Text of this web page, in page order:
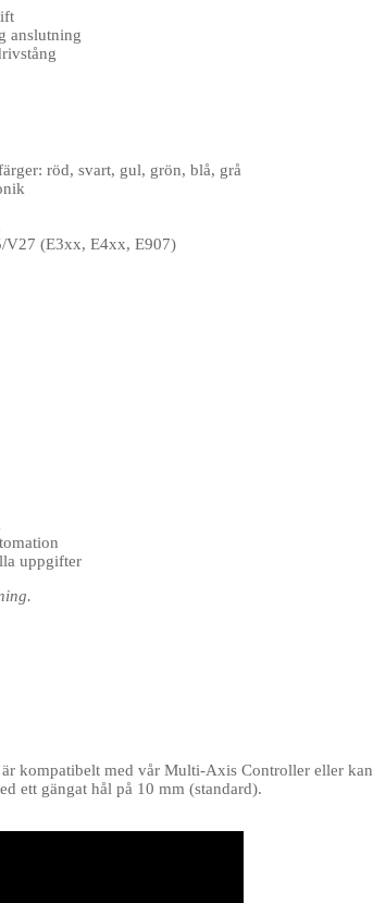
anslutning
röd, svart, gul, grön, blå, grå
(E3xx, E4xx, E907)
uppgifter
kompatibelt med vår Multi-Axis Controller eller
ett gängat hål på 10 mm (standard).